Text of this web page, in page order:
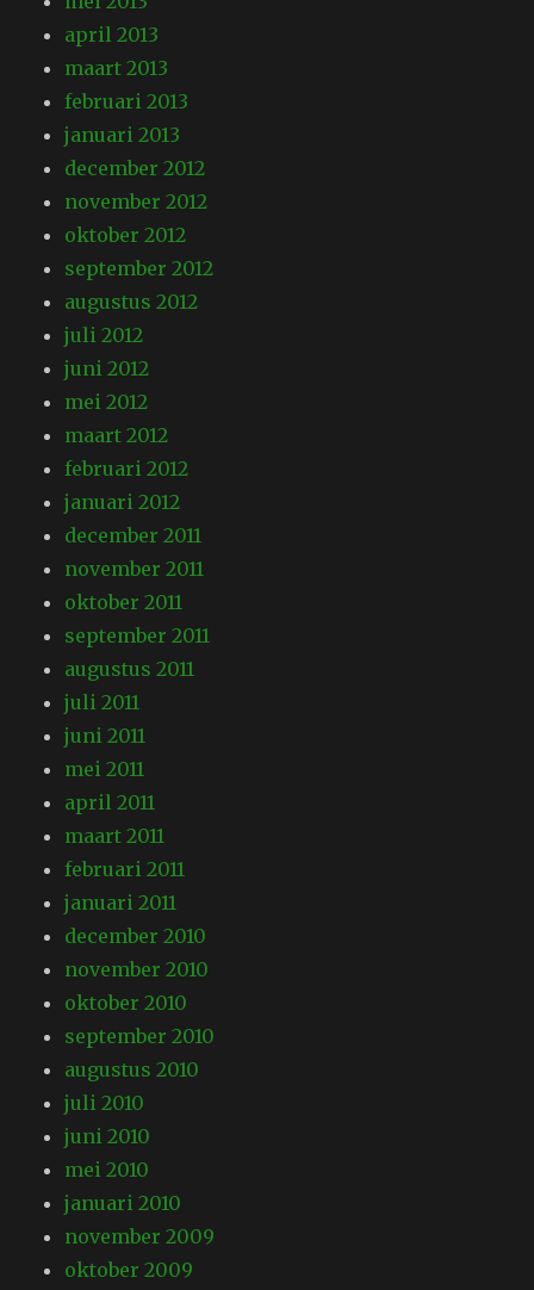
april 2013
maart 2013
februari 2013
januari 2013
december 2012
november 2012
oktober 2012
september 2012
augustus 2012
juli 2012
juni 2012
mei 2012
maart 2012
februari 2012
januari 2012
december 2011
november 2011
oktober 2011
september 2011
augustus 2011
juli 2011
juni 2011
mei 2011
april 2011
maart 2011
februari 2011
januari 2011
december 2010
november 2010
oktober 2010
september 2010
augustus 2010
juli 2010
juni 2010
mei 2010
januari 2010
november 2009
oktober 2009